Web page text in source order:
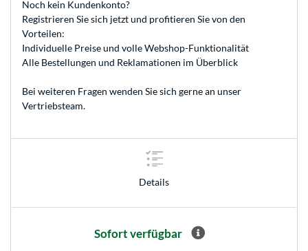
Noch kein Kundenkonto?
Registrieren Sie sich jetzt und profitieren Sie von den
Vorteilen:
Individuelle Preise und volle Webshop-Funktionalität
Alle Bestellungen und Reklamationen im Überblick
Bei weiteren Fragen wenden Sie sich gerne an unser
Vertriebsteam.
Details
Sofort verfügbar